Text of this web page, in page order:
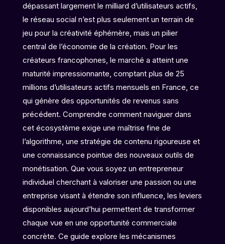
dépassant largement le milliard d’utilisateurs actifs,
le réseau social n’est plus seulement un terrain de
jeu pour la créativité éphémère, mais un pilier
central de l’économie de la création. Pour les
créateurs francophones, le marché a atteint une
maturité impressionnante, comptant plus de 25
millions d’utilisateurs actifs mensuels en France, ce
qui génère des opportunités de revenus sans
précédent. Comprendre comment naviguer dans
cet écosystème exige une maîtrise fine de
l’algorithme, une stratégie de contenu rigoureuse et
une connaissance pointue des nouveaux outils de
monétisation. Que vous soyez un entrepreneur
individuel cherchant à valoriser une passion ou une
entreprise visant à étendre son influence, les leviers
disponibles aujourd’hui permettent de transformer
chaque vue en une opportunité commerciale
concrète. Ce guide explore les mécanismes